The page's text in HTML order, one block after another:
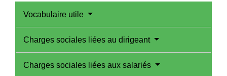
Vocabulaire utile
Charges sociales liées au dirigeant
Charges sociales liées aux salariés